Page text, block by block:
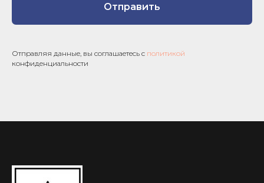
Отправить
Отправляя данные, вы соглашаетесь с политикой
конфиденциальности